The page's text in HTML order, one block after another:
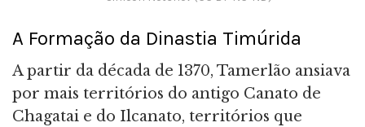
A Formação da Dinastia Timúrida
A partir da década de 1370, Tamerlão ansiava
por mais territórios do antigo Canato de
Chagatai e do Ilcanato, territórios que